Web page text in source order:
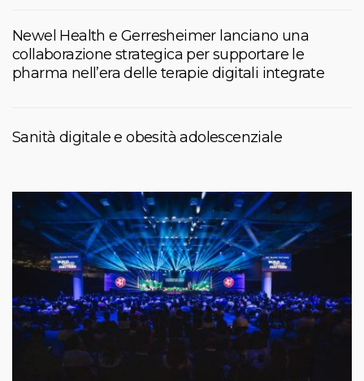
Newel Health e Gerresheimer lanciano una
collaborazione strategica per supportare le
pharma nell’era delle terapie digitali integrate
Sanità digitale e obesità adolescenziale